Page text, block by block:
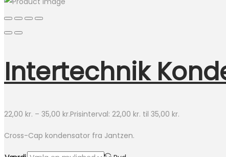
Intertechnik
22,00 kr. – 35,00 kr.Prisinterval: 22,00 kr. til 35,00 kr.
Cross-Cap kondensator fra Jantzen.